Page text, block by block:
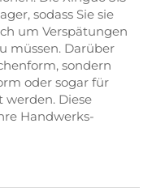
sodass Sie sie
um Verspätungen
müssen. Darüber
sondern
oder sogar für
werden. Diese
Handwerks-